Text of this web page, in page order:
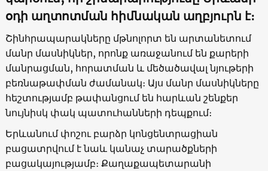
օդի աղտոտման հիմնական աղբյուրն է։
Շինհրապարակները մթնոլորտ են արտանետում
մանր մասնիկներ, որոնք առաջանում են քարերի
մանրացման, հորատման և մեծածավալ նյութերի
բեռնաթափման ժամանակ։ Այս մանր մասնիկները
հեշտությամբ թափանցում են հարևան շենքեր
նույնիսկ փակ պատուհանների դեպքում։
Երևանում փոշու բարձր կոնցենտրացիան
բացատրվում է նաև կանաչ տարածքների
բացակայությամբ։ Քաղաքապետարանի